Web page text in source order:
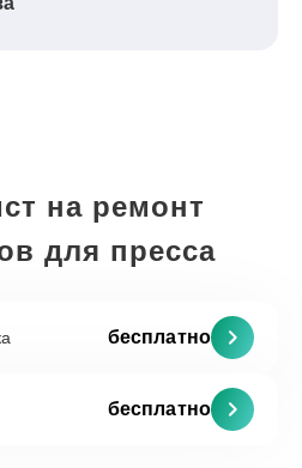
на ремонт
для пресса
бесплатно
бесплатно